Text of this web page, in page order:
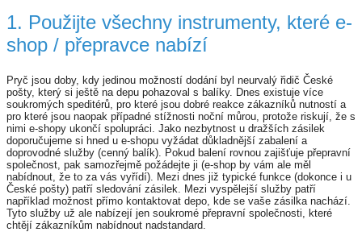
1. Použijte všechny instrumenty, které e-
shop / přepravce nabízí
Pryč jsou doby, kdy jedinou možností dodání byl neurvalý řidič České
pošty, který si ještě na depu pohazoval s balíky. Dnes existuje více
soukromých speditérů, pro které jsou dobré reakce zákazníků nutností a
pro které jsou naopak případné stížnosti noční můrou, protože riskují, že s
nimi e-shopy ukončí spolupráci. Jako nezbytnost u dražších zásilek
doporučujeme si hned u e-shopu vyžádat důkladnější zabalení a
doprovodné služby (cenný balík). Pokud balení rovnou zajišťuje přepravní
společnost, pak samozřejmě požádejte ji (e-shop by vám ale měl
nabídnout, že to za vás vyřídí). Mezi dnes již typické funkce (dokonce i u
České pošty) patří sledování zásilek. Mezi vyspělejší služby patří
například možnost přímo kontaktovat depo, kde se vaše zásilka nachází.
Tyto služby už ale nabízejí jen soukromé přepravní společnosti, které
chtějí zákazníkům nabídnout nadstandard.